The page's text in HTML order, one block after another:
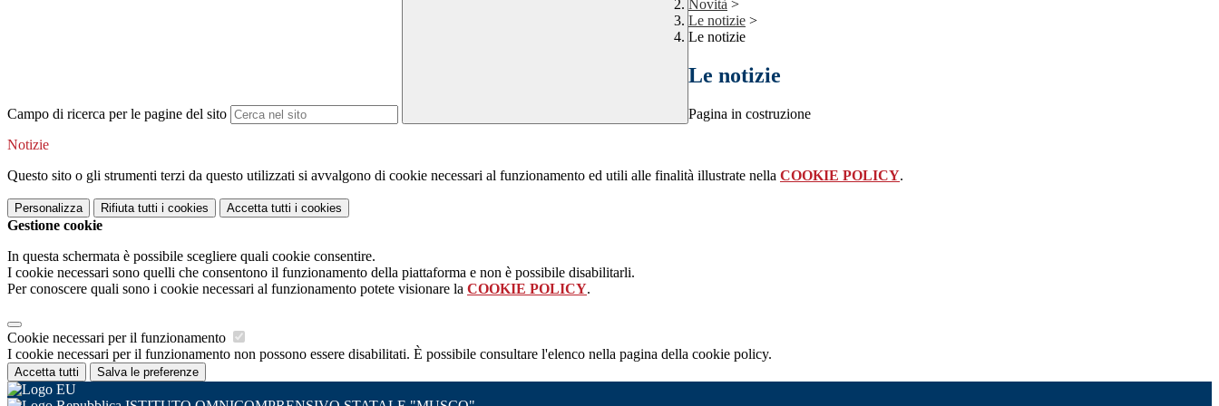
Campo di ricerca per le pagine del sito
Novità >
Le notizie >
Le notizie
Le notizie
Pagina in costruzione
Notizie
Questo sito o gli strumenti terzi da questo utilizzati si avvalgono di cookie necessari al funzionamento ed utili alle finalità illustrate nella COOKIE POLICY.
Personalizza Rifiuta tutti i cookies Accetta tutti i cookies
Gestione cookie
In questa schermata è possibile scegliere quali cookie consentire.
I cookie necessari sono quelli che consentono il funzionamento della piattaforma e non è possibile disabilitarli.
Per conoscere quali sono i cookie necessari al funzionamento potete visionare la COOKIE POLICY.
Cookie necessari per il funzionamento
I cookie necessari per il funzionamento non possono essere disabilitati. È possibile consultare l'elenco nella pagina della cookie policy.
Accetta tutti Salva le preferenze